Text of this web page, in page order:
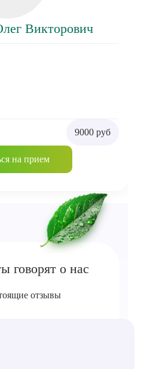
Викторович
9000 руб
на прием
говорят о нас
отзывы